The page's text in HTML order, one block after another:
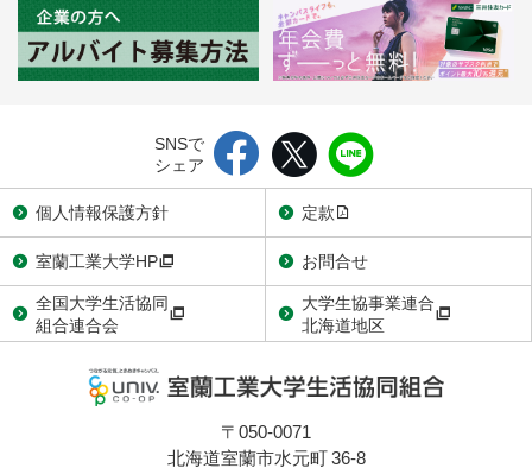
SNSで
シェア
個人情報保護方針
定款
室蘭工業大学HP
お問合せ
全国大学生活協同
組合連合会
大学生協事業連合
北海道地区
〒050-0071
北海道室蘭市水元町 36-8